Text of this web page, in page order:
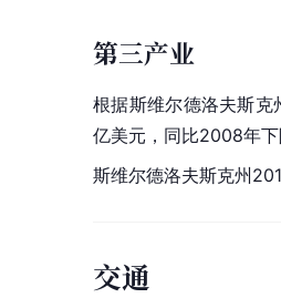
第三产业
根据斯维尔德洛夫斯克
亿美元，同比2008年
斯维尔德洛夫斯克州
交通